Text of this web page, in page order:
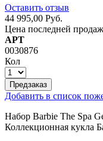
Оставить отзыв
44 995,00 Руб.
Цена последней
АРТ
0030876
Кол
Предзаказ
Добавить в список
Набор Barbie The Spa
Коллекционная кукла